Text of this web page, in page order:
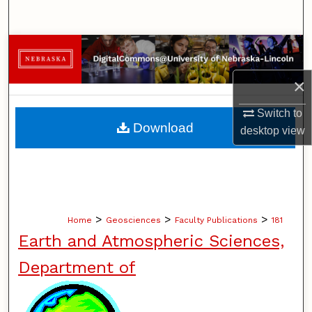
×
Switch to
desktopview
Browse Collections
My Account
About
Home > Geosciences > Faculty Publications > 181
Earth and Atmospheric Sciences,
Department of
Download